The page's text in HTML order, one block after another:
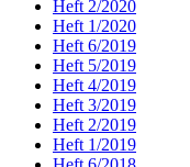
Heft 2/2020
Heft 1/2020
Heft 6/2019
Heft 5/2019
Heft 4/2019
Heft 3/2019
Heft 2/2019
Heft 1/2019